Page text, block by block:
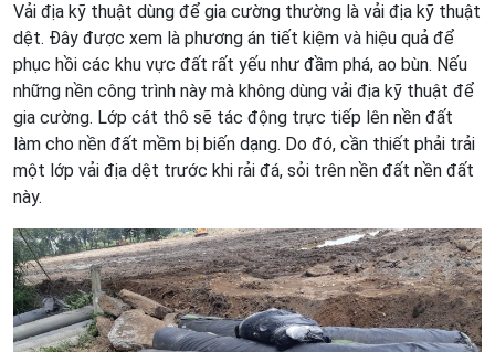
Vải địa kỹ thuật dùng để gia cường thường là vải địa kỹ thuật
dệt. Đây được xem là phương án tiết kiệm và hiệu quả để
phục hồi các khu vực đất rất yếu như đầm phá, ao bùn. Nếu
những nền công trình này mà không dùng vải địa kỹ thuật để
gia cường. Lớp cát thô sẽ tác động trực tiếp lên nền đất
làm cho nền đất mềm bị biến dạng. Do đó, cần thiết phải trải
một lớp vải địa dệt trước khi rải đá, sỏi trên nền đất nền đất
này.